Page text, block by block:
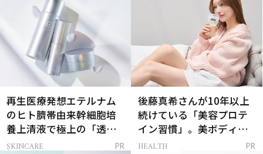
再生医療発想エテルナム
のヒト臍帯由来幹細胞培
養上清液で極上の「透明
感ハリ肌」へ
SKINCARE PR
後藤真希さんが10年以上
続けている「美容プロテ
イン習慣」。美ボディを
支える朝ルーティンと
HEALTH PR